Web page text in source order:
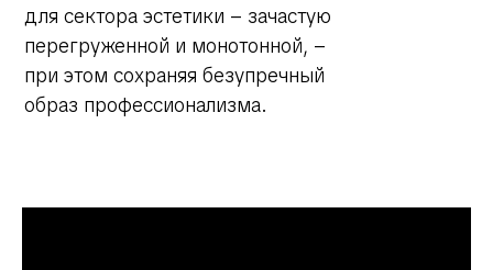
для сектора эстетики – зачастую
перегруженной и монотонной, –
при этом сохраняя безупречный
образ профессионализма.